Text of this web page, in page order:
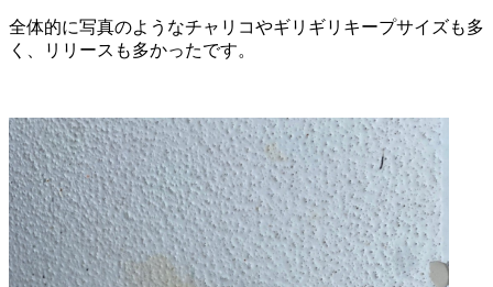
全体的に写真のようなチャリコやギリギリキープサイズも多
く、リリースも多かったです。